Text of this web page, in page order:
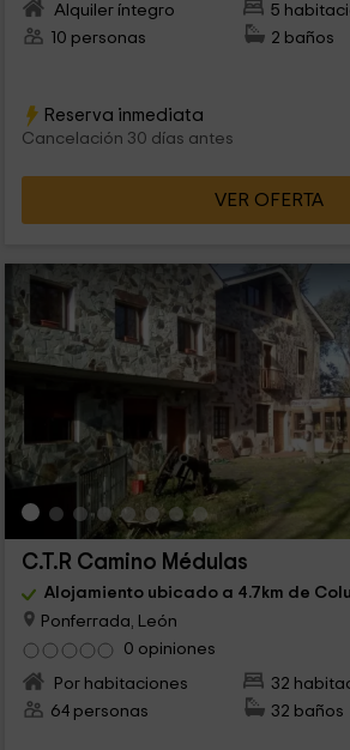
Alquiler íntegro
5
10 personas
2 baños
Reserva inmediata
Cancelación 30 días antes
VER OFERTA
C.T.R Camino Médulas
Alojamiento ubicado a 4.7km de
Ponferrada, León
0 opiniones
Por habitaciones
32
64 personas
32 baños